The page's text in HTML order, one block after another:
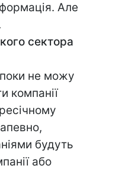
Але
сектора
не можу
компанії
будуть
або